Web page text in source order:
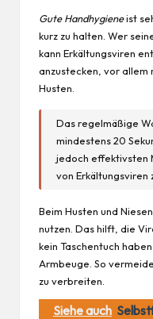
Gute Handhygieneist
kurz zu halten. Wer
kann Erkältungsviren
anzustecken, vor allem
Husten.
Das regelmäßige
mindestens 20
jedoch effektivsten
von Erkältungsviren
Beim Husten und
nutzen. Das hilft, die
kein Taschentuch
Armbeuge. So
zu verbreiten.
Siehe auch